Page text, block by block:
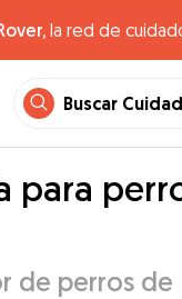
la red de
Buscar
para
de perros de